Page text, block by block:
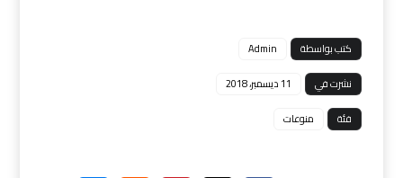
كتب بواسطة
Admin
نشرت في
11 ديسمبر، 2018
فئة
منوعات